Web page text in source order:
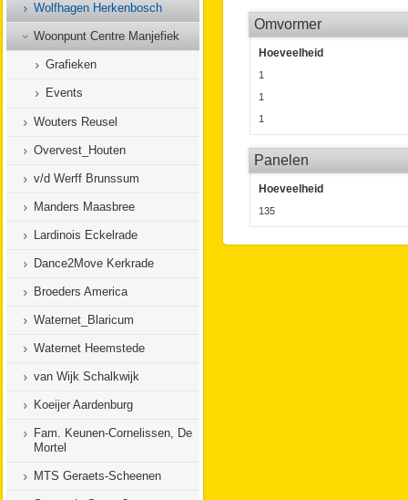
Wolfhagen Herkenbosch
Woonpunt Centre Manjefiek
Grafieken
Events
Wouters Reusel
Overvest_Houten
v/d Werff Brunssum
Manders Maasbree
Lardinois Eckelrade
Dance2Move Kerkrade
Broeders America
Waternet_Blaricum
Waternet Heemstede
van Wijk Schalkwijk
Koeijer Aardenburg
Fam. Keunen-Cornelissen, De
Mortel
MTS Geraets-Scheenen
Omvormer
Hoeveelheid
1
1
1
Panelen
Hoeveelheid
135